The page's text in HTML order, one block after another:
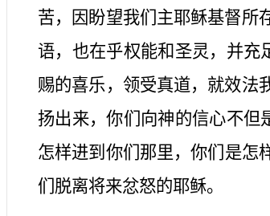
苦，因盼望我们主耶稣基督所
语，也在乎权能和圣灵，并充
赐的喜乐，领受真道，就效法
扬出来，你们向神的信心不但
怎样进到你们那里，你们是怎
们脱离将来忿怒的耶稣。